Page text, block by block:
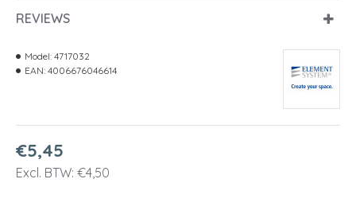
REVIEWS
€5,45
Excl. BTW: €4,50
Model: 4717032
EAN: 4006676046614